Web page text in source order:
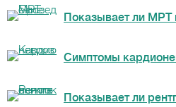
Показывает ли МРТ
Симптомы
Показывает ли